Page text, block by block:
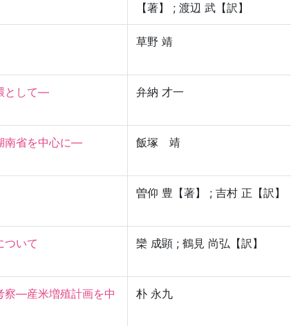
【著】 ; 渡辺 武【訳】
草野 靖
として—
弁納 才一
南省を中心に―
飯塚 靖
曽仰 豊【著】 ; 吉村 正【訳】
ついて
欒 成顕 ; 鶴見 尚弘【訳】
察—産米増殖計画を中
朴 永九